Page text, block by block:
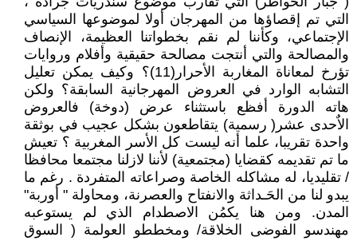
التي تم إقصاؤها من المهرجان أولا لموضوعها السياسي
الإجتماعي، وكأننا لم نقم بخطواتنا العظيمة، الإنصاف
والمصالحة والتي أنتجت مصالحة حقيقية وأفلام وروايات
تؤرخ لمعاناة المغاربة الأحرار(11)؟ وكيف يمكن تعليل
التشابه الوارد في العروض المهرجانية السابقة؟ ولكن
هاته الدورة أفظع باستثناء عرض (دوخة) فالعروض
الاٌحدى عشر( رسمية) يتقاطعون بشكل عجيب في بوثقة
واحدة تقريبا، علما أنه ليست كل الأسر المغربية ؟ تعيش
ما تم تقديمه كقضايا (مجتمعية) لأننا لازلنا مجتمعا محافظا
/ تقليديا، له مشاكله الخاصة وصراعاته المتفردة . رغم ما
يبدو لنا من الحَـداثة والانفتاح والعصرنة، ومحاولة " أوربة"
المدن. ومن هنا يكمُن الاصطدام الذي لم يستوعبه
مهندسو الفوضى الخلاقة/ ومخططو العولمة ( السوق